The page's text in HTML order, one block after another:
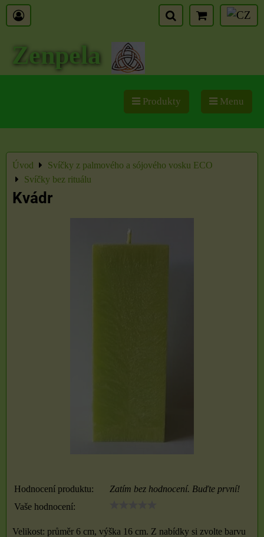
Zenpela
Produkty Menu
Úvod
Svíčky z palmového a sójového vosku ECO
Svíčky bez rituálu
Kvádr
Hodnocení produktu:
Zatím bez hodnocení. Buďte první!
Vaše hodnocení:
Velikost: průměr 6 cm, výška 16 cm. Z nabídky si zvolte barvu